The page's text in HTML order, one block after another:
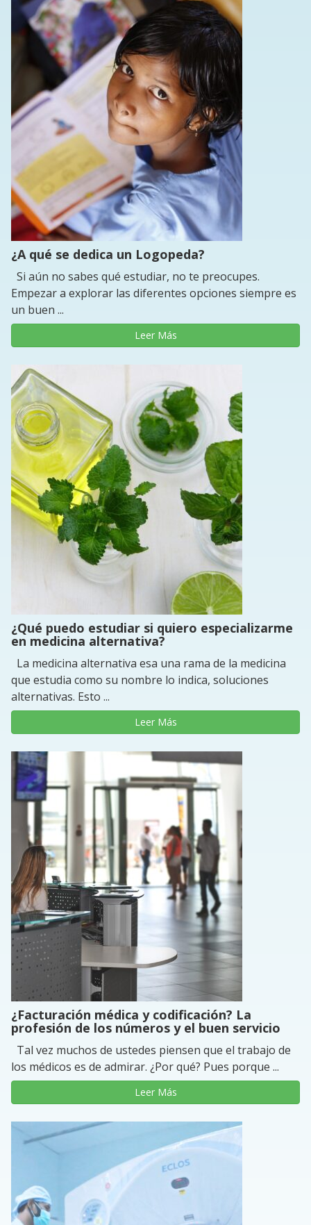
¿A qué se dedica un Logopeda?
Si aún no sabes qué estudiar, no te preocupes.
Empezar a explorar las diferentes opciones siempre es
un buen ...
Leer Más
¿Qué puedo estudiar si quiero especializarme
en medicina alternativa?
La medicina alternativa esa una rama de la medicina
que estudia como su nombre lo indica, soluciones
alternativas. Esto ...
Leer Más
¿Facturación médica y codificación? La
profesión de los números y el buen servicio
Tal vez muchos de ustedes piensen que el trabajo de
los médicos es de admirar. ¿Por qué? Pues porque ...
Leer Más